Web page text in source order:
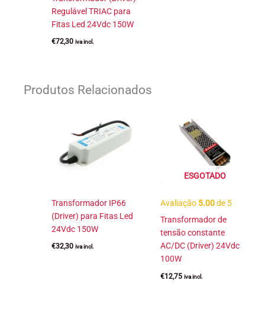
Regulável TRIAC para
Fitas Led 24Vdc 150W
€72,30 iva incl.
Produtos Relacionados
Transformador IP66
(Driver) para Fitas Led
24Vdc 150W
€32,30 iva incl.
ESGOTADO
Avaliação 5.00de 5
Transformador de
tensão constante
AC/DC (Driver) 24Vdc
100W
€12,75 iva incl.